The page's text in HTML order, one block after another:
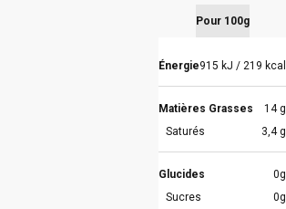
Pour 100g
Énergie915 kJ / 219 kcal
Matières Grasses
14 g
Saturés
3,4 g
Glucides
0g
Sucres
0g